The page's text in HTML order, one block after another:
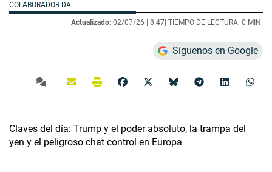
COLABORADOR DA.
Actualizado: 02/07/26 | 8:47 | TIEMPO DE LECTURA: 0 MIN.
Síguenos en Google
Claves del día: Trump y el poder absoluto, la trampa del
yen y el peligroso chat control en Europa